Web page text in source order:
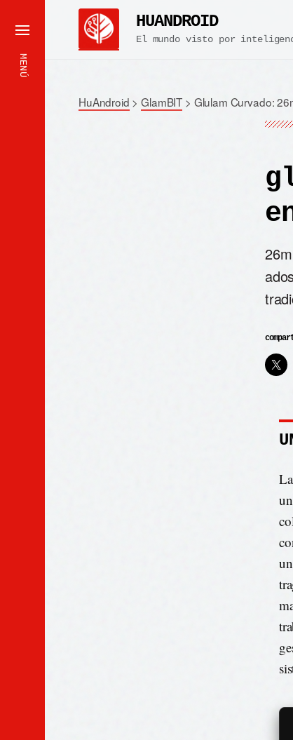
MENÚ
HUANDROID
El mundo visto por
HuAndroid >GlamBIT > Glulam Curvado: